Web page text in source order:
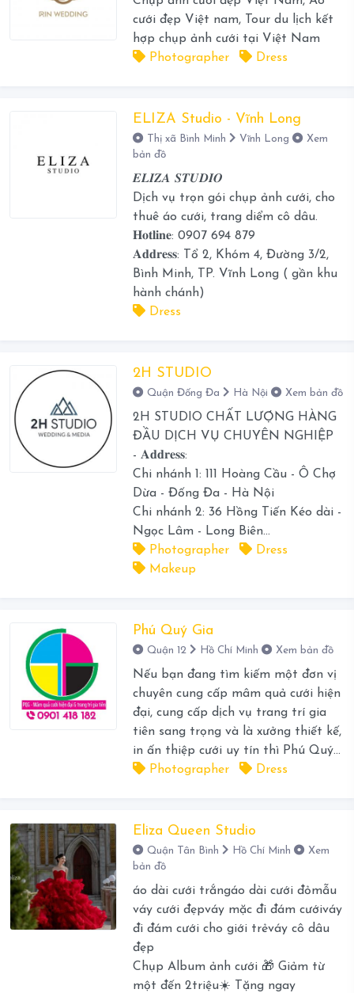
cưới đẹp Việt nam, Tour du lịch kết
hợp chụp ảnh cưới tại Việt Nam
Photographer
Dress
ELIZA Studio - Vĩnh Long
Thị xã Bình Minh Vĩnh Long
Xem
bản đồ
𝑬𝑳𝑰𝒁𝑨 𝑺𝑻𝑼𝑫𝑰𝑶
Dịch vụ trọn gói chụp ảnh cưới, cho
thuê áo cưới, trang diểm cô dâu.
𝐇𝐨𝐭𝐥𝐢𝐧𝐞: 0907 694 879
𝐀𝐝𝐝𝐫𝐞𝐬𝐬: Tổ 2, Khóm 4, Đường 3/2,
Bình Minh, TP. Vĩnh Long ( gần khu
hành chánh)
Dress
2H STUDIO
Quận Đống Đa Hà Nội Xem bản đồ
2H STUDIO CHẤT LƯỢNG HÀNG
ĐẦU DỊCH VỤ CHUYÊN NGHIỆP
- 𝐀𝐝𝐝𝐫𝐞𝐬𝐬:
Chi nhánh 1: 111 Hoàng Cầu - Ô Chợ
Dừa - Đống Đa - Hà Nội
Chi nhánh 2: 36 Hồng Tiến Kéo dài -
Ngọc Lâm - Long Biên...
Photographer
Dress
Makeup
Phú Quý Gia
Quận 12 Hồ Chí Minh Xem bản đồ
Nếu bạn đang tìm kiếm một đơn vị
chuyên cung cấp mâm quả cưới hiện
đại, cung cấp dịch vụ trang trí gia
tiên sang trọng và là xưởng thiết kế,
in ấn thiệp cưới uy tín thì Phú Quý...
Photographer
Dress
Eliza Queen Studio
Quận Tân Bình Hồ Chí Minh
Xem
bản đồ
áo dài cưới trắngáo dài cưới đỏmẫu
váy cưới đẹpváy mặc đi đám cướiváy
đi đám cưới cho giới trẻváy cô dâu
đẹp
Chụp Album ảnh cưới 🎁 Giảm từ
một đến 2triệu☀️ Tặng ngay